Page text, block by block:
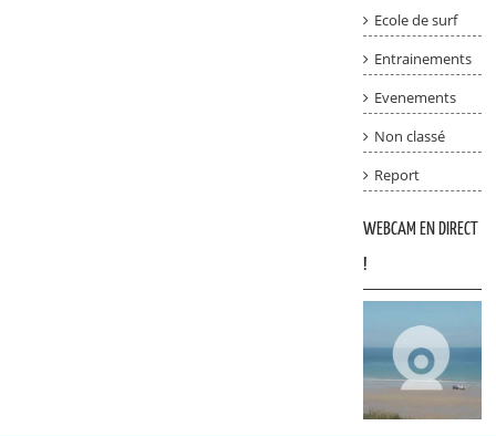
Ecole de surf
Entrainements
Evenements
Non classé
Report
WEBCAM EN DIRECT
!